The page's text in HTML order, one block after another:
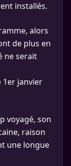
installés.
alors
de plus en
ne serait
1er janvier
voyagé, son
raison
une longue